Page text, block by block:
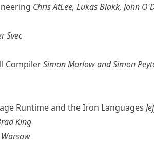
Chris AtLee, Lukas Blakk, John
Svec
CompilerSimon Marlow and Simon
Runtime and the Iron Languages
King